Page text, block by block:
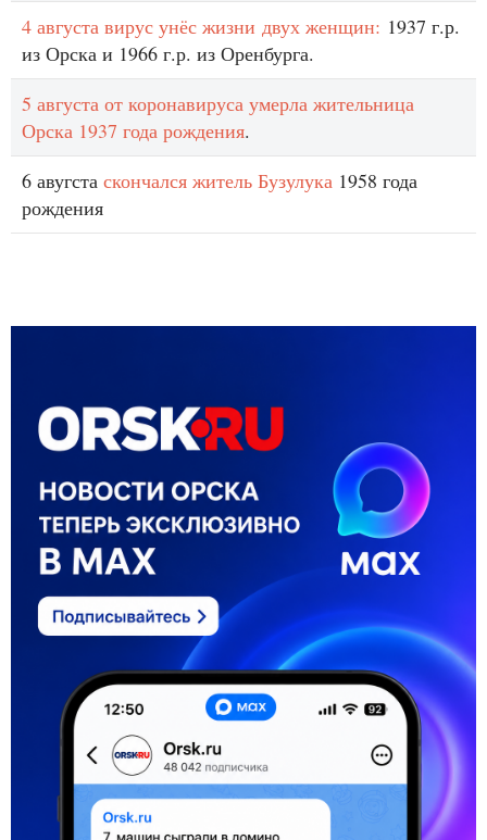
4 августа вирус унёс жизни двух женщин: 1937 г.р.
из Орска и 1966 г.р. из Оренбурга.
5 августа от коронавируса умерла жительница
Орска 1937 года рождения.
6 авугста скончался житель Бузулука 1958 года
рождения